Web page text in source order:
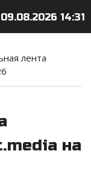
14:31
лента
на